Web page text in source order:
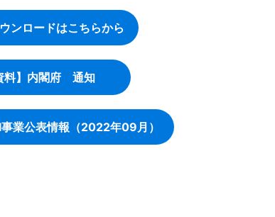
ンロードはこちらから
料】内閣府 通知
業公表情報（2022年09月）